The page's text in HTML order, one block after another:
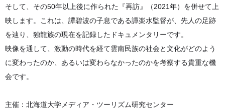
そして、その50年以上後に作られた『再訪』（2021年）を併せて上
映します。これは、譚碧波の子息である譚楽水監督が、先人の足跡
を辿り、独龍族の現在を記録したドキュメンタリーです。
映像を通して、激動の時代を経て雲南民族の社会と文化がどのよう
に変わったのか、あるいは変わらなかったのかを考察する貴重な機
会です。
主催：北海道大学メディア・ツーリズム研究センター